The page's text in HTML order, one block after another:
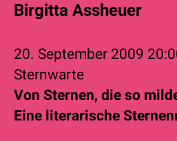
Birgitta Assheuer
20. September 2009
Sternwarte
Von Sternen, die so
Eine literarische